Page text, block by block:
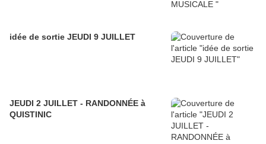
idée de sortie JEUDI 9 JUILLET
JEUDI 2 JUILLET - RANDONNÉE à
QUISTINIC